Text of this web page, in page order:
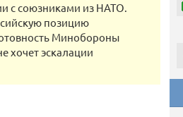
с союзниками из НАТО.
позицию
Минобороны
хочет эскалации